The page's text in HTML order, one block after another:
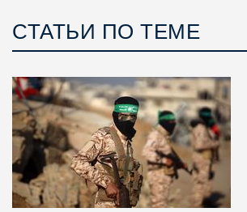
СТАТЬИ ПО ТЕМЕ